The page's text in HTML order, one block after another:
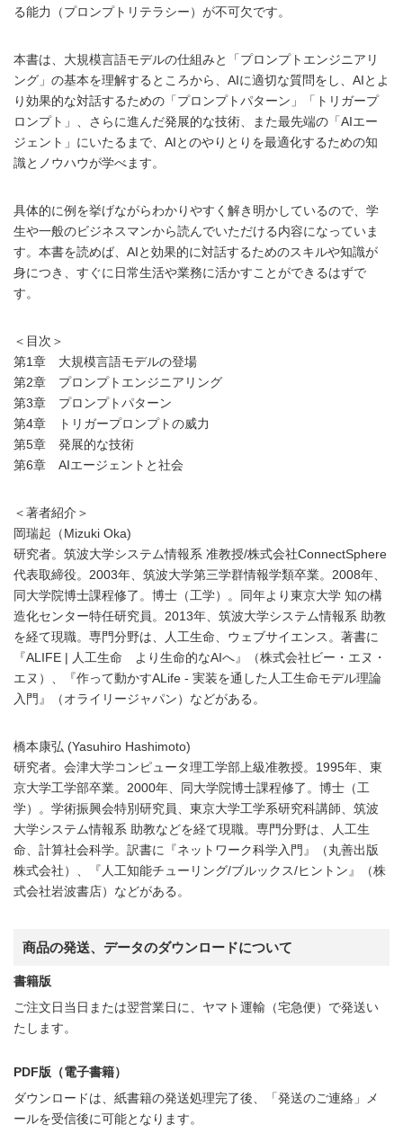
る能力（プロンプトリテラシー）が不可欠です。
本書は、大規模言語モデルの仕組みと「プロンプトエンジニアリ
ング」の基本を理解するところから、AIに適切な質問をし、AIとよ
り効果的な対話するための「プロンプトパターン」「トリガープ
ロンプト」、さらに進んだ発展的な技術、また最先端の「AIエー
ジェント」にいたるまで、AIとのやりとりを最適化するための知
識とノウハウが学べます。
具体的に例を挙げながらわかりやすく解き明かしているので、学
生や一般のビジネスマンから読んでいただける内容になっていま
す。本書を読めば、AIと効果的に対話するためのスキルや知識が
身につき、すぐに日常生活や業務に活かすことができるはずで
す。
＜目次＞
第1章 大規模言語モデルの登場
第2章 プロンプトエンジニアリング
第3章 プロンプトパターン
第4章 トリガープロンプトの威力
第5章 発展的な技術
第6章 AIエージェントと社会
＜著者紹介＞
岡瑞起（Mizuki Oka)
研究者。筑波大学システム情報系 准教授/株式会社ConnectSphere
代表取締役。2003年、筑波大学第三学群情報学類卒業。2008年、
同大学院博士課程修了。博士（工学）。同年より東京大学 知の構
造化センター特任研究員。2013年、筑波大学システム情報系 助教
を経て現職。専門分野は、人工生命、ウェブサイエンス。著書に
『ALIFE | 人工生命 より生命的なAIへ』（株式会社ビー・エヌ・
エヌ）、『作って動かすALife - 実装を通した人工生命モデル理論
入門』（オライリージャパン）などがある。
橋本康弘 (Yasuhiro Hashimoto)
研究者。会津大学コンピュータ理工学部上級准教授。1995年、東
京大学工学部卒業。2000年、同大学院博士課程修了。博士（工
学）。学術振興会特別研究員、東京大学工学系研究科講師、筑波
大学システム情報系 助教などを経て現職。専門分野は、人工生
命、計算社会科学。訳書に『ネットワーク科学入門』（丸善出版
株式会社）、『人工知能チューリング/ブルックス/ヒントン』（株
式会社岩波書店）などがある。
商品の発送、データのダウンロードについて
書籍版
ご注文日当日または翌営業日に、ヤマト運輸（宅急便）で発送い
たします。
PDF版（電子書籍）
ダウンロードは、紙書籍の発送処理完了後、「発送のご連絡」メ
ールを受信後に可能となります。